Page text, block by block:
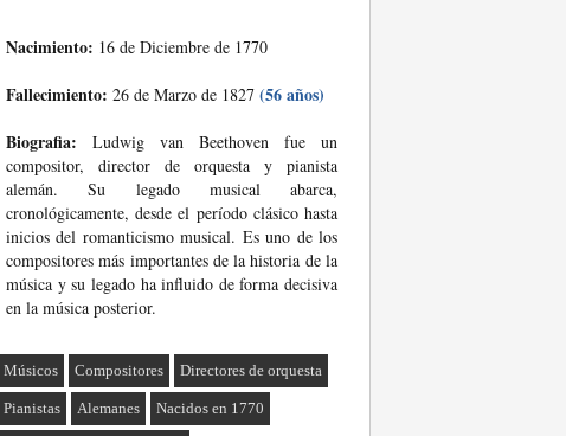
Nacimiento: 16 de Diciembre de 1770
Fallecimiento: 26 de Marzo de 1827 (56 años)
Biografia: Ludwig van Beethoven fue un
compositor, director de orquesta y pianista
alemán. Su legado musical abarca,
cronológicamente, desde el período clásico hasta
inicios del romanticismo musical. Es uno de los
compositores más importantes de la historia de la
música y su legado ha influido de forma decisiva
en la música posterior.
Músicos Compositores Directores de orquesta
Pianistas Alemanes Nacidos en 1770